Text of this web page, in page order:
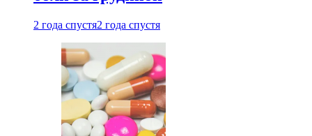
2 года спустя2 года спустя